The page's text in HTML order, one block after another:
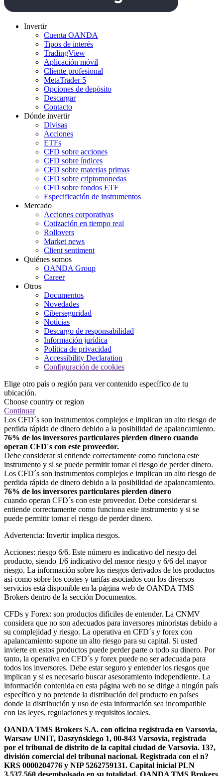
Invertir
Cuenta OANDA
Tipos de interés
TradingView
Aplicación móvil
Cliente profesional
MetaTrader 5
Opciones de depósito
Descargar
Contacto
Dónde invertir
Divisas
Acciones
ETFs
CFD sobre acciones
CFD sobre índices
CFD sobre materias primas
CFD sobre criptomonedas
CFD sobre fondos ETF
Especificación de instrumentos
Mercado
Acciones corporativas
Cotización en tiempo real
Rollovers
Market news
Client sentiment
Quiénes somos
OANDA Group
Career
Otros
Documentos
Novedades
Ciberseguridad
Noticias
Descargo de responsabilidad
Información jurídica
Política de privacidad
Accessibility Declaration
Configuración de cookies
Elige otro país o región para ver contenido específico de tu
ubicación.
Choose country or region
Continuar
Los CFD´s son instrumentos complejos e implican un alto riesgo de
perdida rápida de dinero debido a la posibilidad de apalancamiento.
76% de los inversores particulares pierden dinero cuando
operan CFD´s con este proveedor.
Debe considerar si entiende correctamente como funciona este
instrumento y si se puede permitir tomar el riesgo de perder dinero.
Los CFD´s son instrumentos complejos e implican un alto riesgo de
perdida rápida de dinero debido a la posibilidad de apalancamiento.
76% de los inversores particulares pierden dinero
cuando operan CFD´s con este proveedor. Debe considerar si
entiende correctamente como funciona este instrumento y si se
puede permitir tomar el riesgo de perder dinero.
Advertencia: Invertir implica riesgos.
Acciones: riesgo 6/6. Este número es indicativo del riesgo del
producto, siendo 1/6 indicativo del menor riesgo y 6/6 del mayor
riesgo. La información sobre los riesgos derivados de los productos
así como sobre los costes y tarifas asociados con los diversos
servicios está disponible en la página web de OANDA TMS
Brokers dentro de la sección Documentos.
CFDs y Forex: son productos difíciles de entender. La CNMV
considera que no son adecuados para inversores minoristas debido a
su complejidad y riesgo. La operativa en CFD´s y forex con
apalancamiento supone un alto riesgo para su capital. Si usted
invierte en estos productos puede perder parte o todo su dinero. Por
tanto, la operativa en CFD´s y forex puede no ser adecuada para
todos los inversores. Debe estar seguro y entender los riesgos que
implican y si es necesario buscar asesoramiento independiente. La
información contenida en esta página web no se dirige a ningún país
específico y no pretende la distribución del producto en países
donde la distribución y uso de esta información sea incompatible
con las leyes, regulaciones y requisitos locales.
OANDA TMS Brokers S.A. con oficina registrada en Varsovia,
Warsaw UNIT, Daszyńskiego 1, 00-843 Varsovia, registrada
por el tribunal de distrito de la capital ciudad de Varsovia. 13?,
división comercial del tribunal nacional. Registrada con el n?
KRS 0000204776 y NIP 5262759131. Capital inicial PLN